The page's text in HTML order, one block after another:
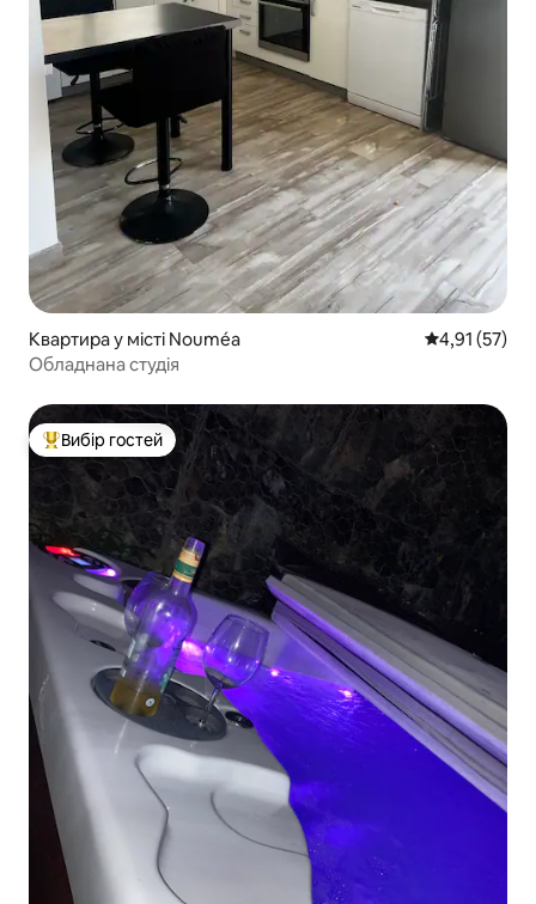
Квартира у місті Nouméa Середня
4,91 (57)
Обладнана студія
Топ вибір гостей
Вибір гостей